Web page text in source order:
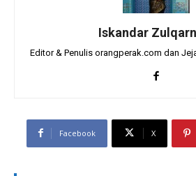
Iskandar
Editor & Penulis orangperak.com dan
Facebook X